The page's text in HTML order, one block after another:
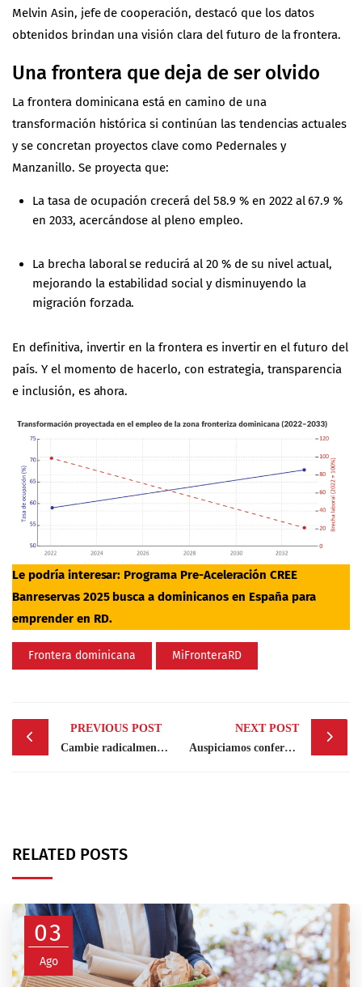
Melvin Asin, jefe de cooperación, destacó que los datos
obtenidos brindan una visión clara del futuro de la frontera.
Una frontera que deja de ser olvido
La frontera dominicana está en camino de una
transformación histórica si continúan las tendencias actuales
y se concretan proyectos clave como Pedernales y
Manzanillo. Se proyecta que:
La tasa de ocupación crecerá del 58.9 % en 2022 al 67.9 %
en 2033, acercándose al pleno empleo.
La brecha laboral se reducirá al 20 % de su nivel actual,
mejorando la estabilidad social y disminuyendo la
migración forzada.
En definitiva, invertir en la frontera es invertir en el futuro del
país. Y el momento de hacerlo, con estrategia, transparencia
e inclusión, es ahora.
Le podría interesar: Programa Pre-Aceleración CREE
Banreservas 2025 busca a dominicanos en España para
emprender en RD.
Frontera dominicana MiFronteraRD
Post
navigation
PREVIOUS POST
Cambie radicalmente su vida al implementar los descansos 3M
NEXT POST
Auspiciamos conferencia sobre las normas europeas de información sobre sostenibilidad
RELATED POSTS
03
Ago